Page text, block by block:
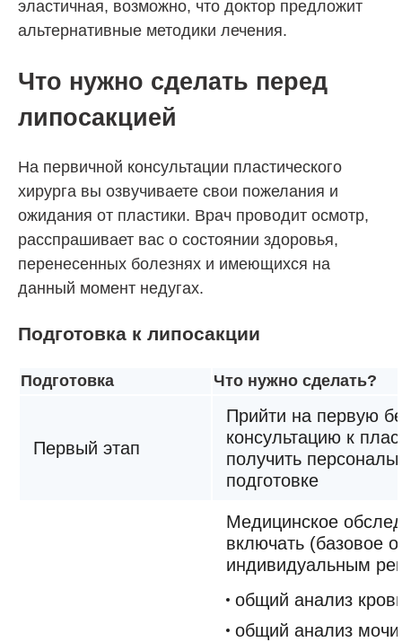
эластичная, возможно, что доктор предложит
альтернативные методики лечения.
Что нужно сделать перед
липосакцией
На первичной консультации пластического
хирурга вы озвучиваете свои пожелания и
ожидания от пластики. Врач проводит осмотр,
расспрашивает вас о состоянии здоровья,
перенесенных болезнях и имеющихся на
данный момент недугах.
Подготовка к липосакции
Подготовка Что нужно сделать?
Первый этап
Прийти на первую
консультацию к
получить
подготовке
Медицинское
включать (базовое
индивидуальным
общий анализ
общий анализ